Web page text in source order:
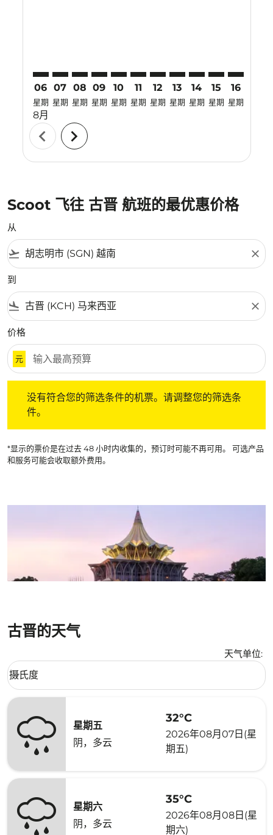
06
星期
8月
07
星期
08
星期
09
星期
10
星期
11
星期
12
星期
13
星期
14
星期
15
星期
16
星期
chevron_left chevron_right
Scoot 飞往 古晋 航班的最优惠价格
从
flight_takeoff close
到
flight_land close
价格
元
没有符合您的筛选条件的机票。请调整您的筛选条
件。
*显示的票价是在过去 48 小时内收集的，预订时可能不再可用。 可选产品
和服务可能会收取额外费用。
古晋的天气
天气单位:
Weather unit option 摄氏度 Selected
摄氏度
keyboard_arrow_down
星期五
阴，多云
32°C
2026年08月07日(星
期五)
星期六
阴，多云
35°C
2026年08月08日(星
期六)